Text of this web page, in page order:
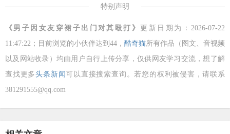
特别声明
《男子因女友穿裙子出门对其殴打》
更新日期为：2026-07-22
11:47:22；目前浏览的小伙伴达到 44， 酷奇猫 所有作品（图文、音视频
以及网站收录）均由用户自行上传分享，仅供网友学习交流，想了解
查找更多头条新闻 可以直接搜索查询。若您的权利被侵害，请联系
381291555@qq.com